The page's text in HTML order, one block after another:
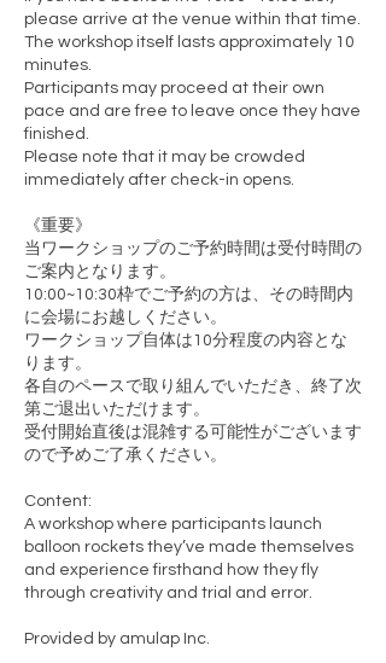
please arrive at the venue within that time.
The workshop itself lasts approximately 10
minutes.
Participants may proceed at their own
pace and are free to leave once they have
finished.
Please note that it may be crowded
immediately after check-in opens.
《重要》
当ワークショップのご予約時間は受付時間の
ご案内となります。
10:00~10:30枠でご予約の方は、その時間内
に会場にお越しください。
ワークショップ自体は10分程度の内容とな
ります。
各自のペースで取り組んでいただき、終了次
第ご退出いただけます。
受付開始直後は混雑する可能性がございます
ので予めご了承ください。
Content:
A workshop where participants launch
balloon rockets they’ve made themselves
and experience firsthand how they fly
through creativity and trial and error.
Provided by amulap Inc.